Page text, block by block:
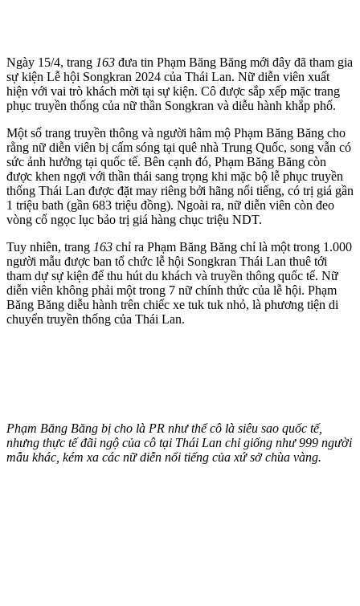
Ngày 15/4, trang 163 đưa tin Phạm Băng Băng mới đây đã tham gia
sự kiện Lễ hội Songkran 2024 của Thái Lan. Nữ diễn viên xuất
hiện với vai trò khách mời tại sự kiện. Cô được sắp xếp mặc trang
phục truyền thống của nữ thần Songkran và diễu hành khắp phố.
Một số trang truyền thông và người hâm mộ Phạm Băng Băng cho
rằng nữ diễn viên bị cấm sóng tại quê nhà Trung Quốc, song vẫn có
sức ảnh hưởng tại quốc tế. Bên cạnh đó, Phạm Băng Băng còn
được khen ngợi với thần thái sang trọng khi mặc bộ lễ phục truyền
thống Thái Lan được đặt may riêng bởi hãng nổi tiếng, có trị giá gần
1 triệu bath (gần 683 triệu đồng). Ngoài ra, nữ diễn viên còn đeo
vòng cổ ngọc lục bảo trị giá hàng chục triệu NDT.
Tuy nhiên, trang 163 chỉ ra Phạm Băng Băng chỉ là một trong 1.000
người mẫu được ban tổ chức lễ hội Songkran Thái Lan thuê tới
tham dự sự kiện để thu hút du khách và truyền thông quốc tế. Nữ
diễn viên không phải một trong 7 nữ chính thức của lễ hội. Phạm
Băng Băng diễu hành trên chiếc xe tuk tuk nhỏ, là phương tiện di
chuyển truyền thống của Thái Lan.
Phạm Băng Băng bị cho là PR như thể cô là siêu sao quốc tế,
nhưng thực tế đãi ngộ của cô tại Thái Lan chỉ giống như 999 người
mẫu khác, kém xa các nữ diễn nổi tiếng của xứ sở chùa vàng.